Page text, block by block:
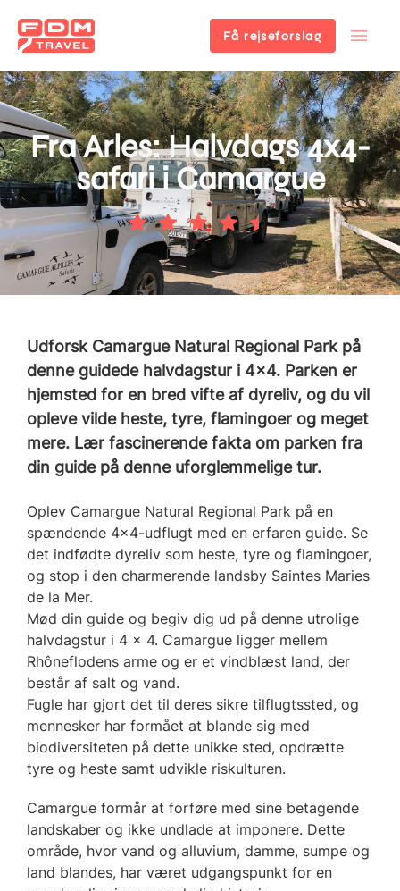
Gå
til
hovedindhold
Få rejseforslag
Fra Arles: Halvdags 4x4-
safari i Camargue
Udforsk Camargue Natural Regional Park på
denne guidede halvdagstur i 4x4. Parken er
hjemsted for en bred vifte af dyreliv, og du vil
opleve vilde heste, tyre, flamingoer og meget
mere. Lær fascinerende fakta om parken fra
din guide på denne uforglemmelige tur.
Oplev Camargue Natural Regional Park på en
spændende 4x4-udflugt med en erfaren guide. Se
det indfødte dyreliv som heste, tyre og flamingoer,
og stop i den charmerende landsby Saintes Maries
de la Mer.
Mød din guide og begiv dig ud på denne utrolige
halvdagstur i 4 x 4. Camargue ligger mellem
Rhôneflodens arme og er et vindblæst land, der
består af salt og vand.
Fugle har gjort det til deres sikre tilflugtssted, og
mennesker har formået at blande sig med
biodiversiteten på dette unikke sted, opdrætte
tyre og heste samt udvikle riskulturen.
Camargue formår at forføre med sine betagende
landskaber og ikke undlade at imponere. Dette
område, hvor vand og alluvium, damme, sumpe og
land blandes, har været udgangspunkt for en